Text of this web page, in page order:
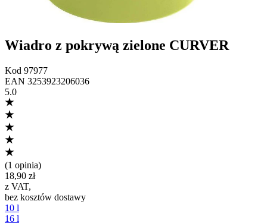
Wiadro z pokrywą zielone CURVER
Kod 97977
EAN 3253923206036
5.0
(1 opinia)
18,90 zł
z VAT,
bez kosztów dostawy
10 l
16 l